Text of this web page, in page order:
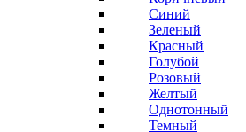
Синий
Зеленый
Красный
Голубой
Розовый
Желтый
Однотонный
Темный